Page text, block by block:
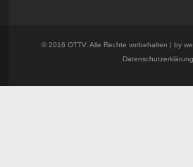
© 2016 OTTV. Alle Rechte vorbehalten | by
Datenschutzerklärung